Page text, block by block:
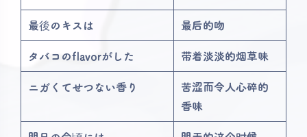
最後のキスは 最后的吻
タバコのflavorがした 带着淡淡的烟草味
ニガくてせつない香り
苦涩而令人心碎的
香味